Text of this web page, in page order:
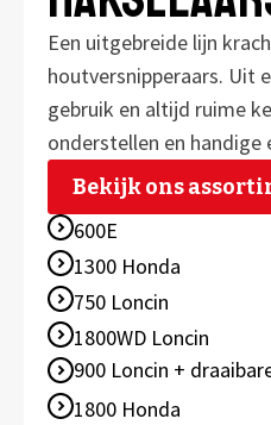
Een uitgebreide lijn
houtversnipperaars. Uit
gebruik en altijd ruime
onderstellen en handige
Bekijk ons
600E
1300 Honda
750 Loncin
1800WD Loncin
900 Loncin +
1800 Honda